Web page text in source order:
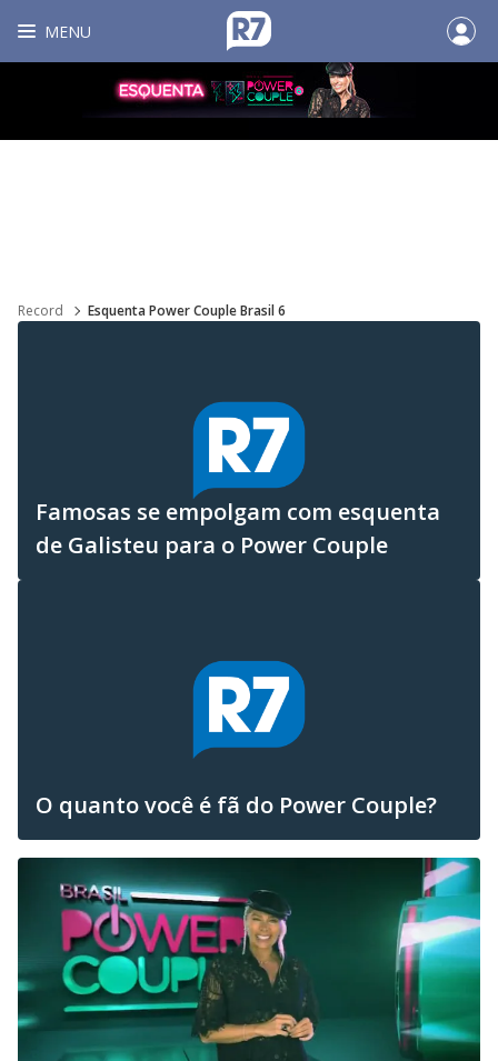
MENU
Record Esquenta Power Couple Brasil 6
Famosas se empolgam com esquenta
de Galisteu para o Power Couple
O quanto você é fã do Power Couple?